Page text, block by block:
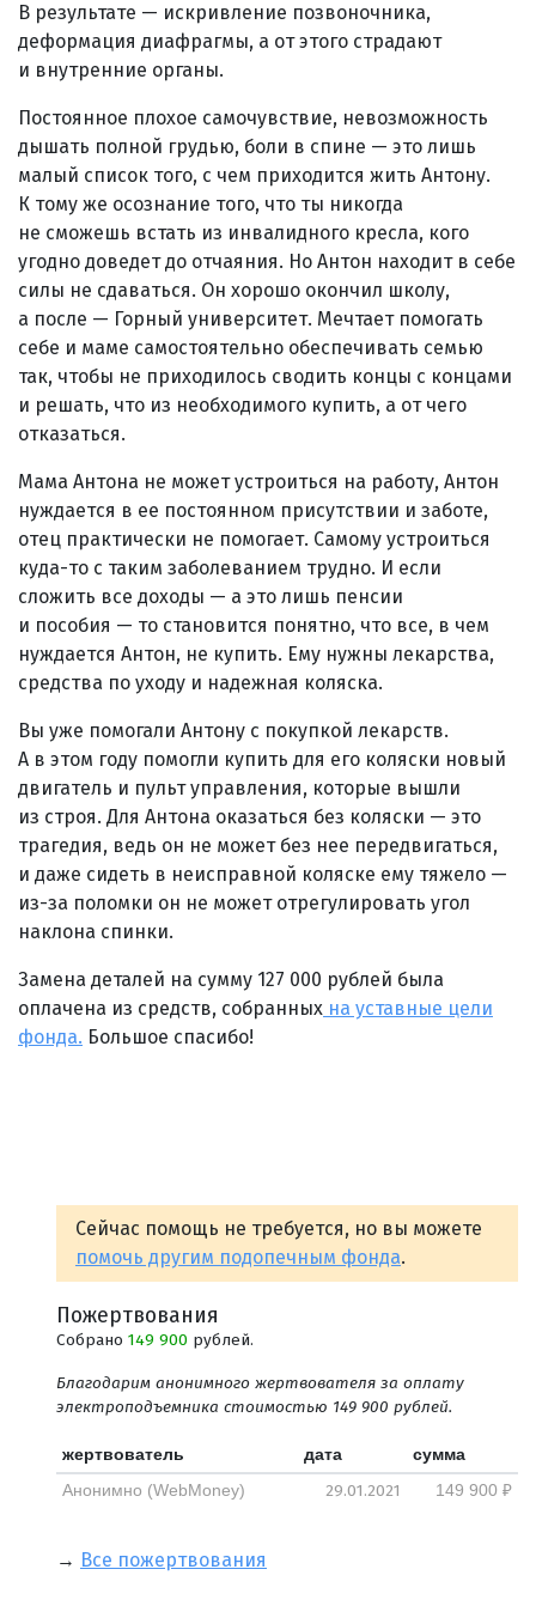
В результате — искривление позвоночника,
деформация диафрагмы, а от этого страдают
и внутренние органы.
Постоянное плохое самочувствие, невозможность
дышать полной грудью, боли в спине — это лишь
малый список того, с чем приходится жить Антону.
К тому же осознание того, что ты никогда
не сможешь встать из инвалидного кресла, кого
угодно доведет до отчаяния. Но Антон находит в себе
силы не сдаваться. Он хорошо окончил школу,
а после — Горный университет. Мечтает помогать
себе и маме самостоятельно обеспечивать семью
так, чтобы не приходилось сводить концы с концами
и решать, что из необходимого купить, а от чего
отказаться.
Мама Антона не может устроиться на работу, Антон
нуждается в ее постоянном присутствии и заботе,
отец практически не помогает. Самому устроиться
куда-то с таким заболеванием трудно. И если
сложить все доходы — а это лишь пенсии
и пособия — то становится понятно, что все, в чем
нуждается Антон, не купить. Ему нужны лекарства,
средства по уходу и надежная коляска.
Вы уже помогали Антону с покупкой лекарств.
А в этом году помогли купить для его коляски новый
двигатель и пульт управления, которые вышли
из строя. Для Антона оказаться без коляски — это
трагедия, ведь он не может без нее передвигаться,
и даже сидеть в неисправной коляске ему тяжело —
из-за поломки он не может отрегулировать угол
наклона спинки.
Замена деталей на сумму 127 000 рублей была
оплачена из средств, собранных на уставные цели
фонда. Большое спасибо!
Сейчас помощь не требуется, но вы можете
помочь другим подопечным фонда.
Пожертвования
Собрано 149 900 рублей.
Благодарим анонимного жертвователя за оплату
электроподъемника стоимостью 149 900 рублей.
жертвователь дата
сумма
Анонимно (WebMoney)
29.01.2021 149 900 ₽
→ Все пожертвования